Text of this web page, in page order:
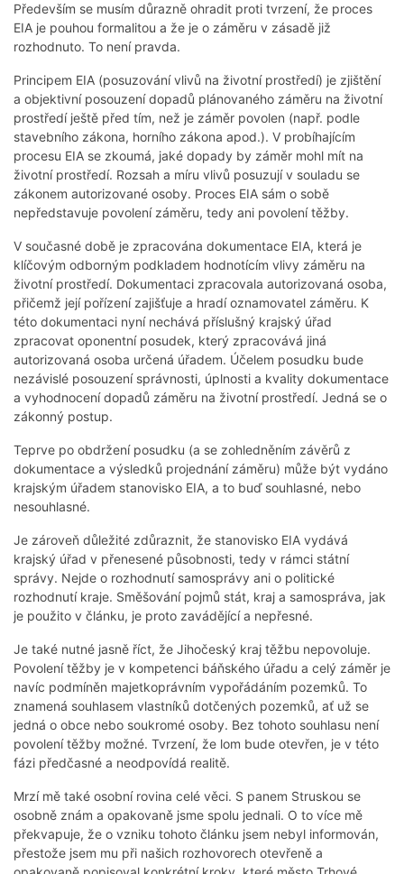
Především se musím důrazně ohradit proti tvrzení, že proces
EIA je pouhou formalitou a že je o záměru v zásadě již
rozhodnuto. To není pravda.
Principem EIA (posuzování vlivů na životní prostředí) je zjištění
a objektivní posouzení dopadů plánovaného záměru na životní
prostředí ještě před tím, než je záměr povolen (např. podle
stavebního zákona, horního zákona apod.). V probíhajícím
procesu EIA se zkoumá, jaké dopady by záměr mohl mít na
životní prostředí. Rozsah a míru vlivů posuzují v souladu se
zákonem autorizované osoby. Proces EIA sám o sobě
nepředstavuje povolení záměru, tedy ani povolení těžby.
V současné době je zpracována dokumentace EIA, která je
klíčovým odborným podkladem hodnotícím vlivy záměru na
životní prostředí. Dokumentaci zpracovala autorizovaná osoba,
přičemž její pořízení zajišťuje a hradí oznamovatel záměru. K
této dokumentaci nyní nechává příslušný krajský úřad
zpracovat oponentní posudek, který zpracovává jiná
autorizovaná osoba určená úřadem. Účelem posudku bude
nezávislé posouzení správnosti, úplnosti a kvality dokumentace
a vyhodnocení dopadů záměru na životní prostředí. Jedná se o
zákonný postup.
Teprve po obdržení posudku (a se zohledněním závěrů z
dokumentace a výsledků projednání záměru) může být vydáno
krajským úřadem stanovisko EIA, a to buď souhlasné, nebo
nesouhlasné.
Je zároveň důležité zdůraznit, že stanovisko EIA vydává
krajský úřad v přenesené působnosti, tedy v rámci státní
správy. Nejde o rozhodnutí samosprávy ani o politické
rozhodnutí kraje. Směšování pojmů stát, kraj a samospráva, jak
je použito v článku, je proto zavádějící a nepřesné.
Je také nutné jasně říct, že Jihočeský kraj těžbu nepovoluje.
Povolení těžby je v kompetenci báňského úřadu a celý záměr je
navíc podmíněn majetkoprávním vypořádáním pozemků. To
znamená souhlasem vlastníků dotčených pozemků, ať už se
jedná o obce nebo soukromé osoby. Bez tohoto souhlasu není
povolení těžby možné. Tvrzení, že lom bude otevřen, je v této
fázi předčasné a neodpovídá realitě.
Mrzí mě také osobní rovina celé věci. S panem Struskou se
osobně znám a opakovaně jsme spolu jednali. O to více mě
překvapuje, že o vzniku tohoto článku jsem nebyl informován,
přestože jsem mu při našich rozhovorech otevřeně a